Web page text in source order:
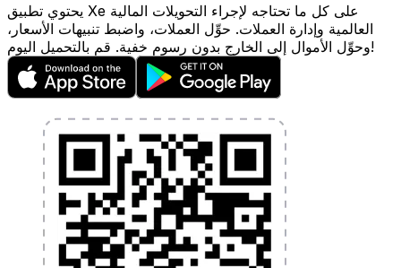
يحتوي تطبيق Xe على كل ما تحتاجه لإجراء التحويلات المالية
العالمية وإدارة العملات. حوِّل العملات، واضبط تنبيهات الأسعار،
وحوِّل الأموال إلى الخارج بدون رسوم خفية. قم بالتحميل اليوم!